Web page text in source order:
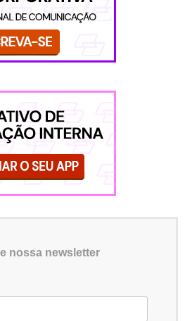
nossa newsletter